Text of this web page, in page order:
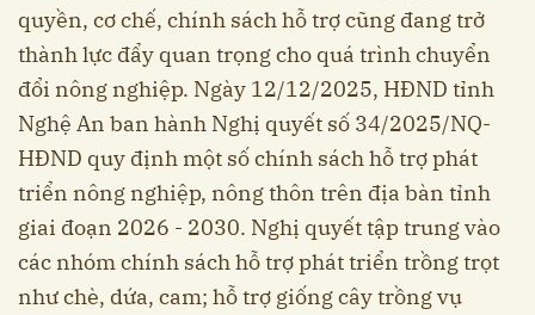
quyền, cơ chế, chính sách hỗ trợ cũng đang trở
thành lực đẩy quan trọng cho quá trình chuyển
đổi nông nghiệp. Ngày 12/12/2025, HĐND tỉnh
Nghệ An ban hành Nghị quyết số 34/2025/NQ-
HĐND quy định một số chính sách hỗ trợ phát
triển nông nghiệp, nông thôn trên địa bàn tỉnh
giai đoạn 2026 - 2030. Nghị quyết tập trung vào
các nhóm chính sách hỗ trợ phát triển trồng trọt
như chè, dứa, cam; hỗ trợ giống cây trồng vụ